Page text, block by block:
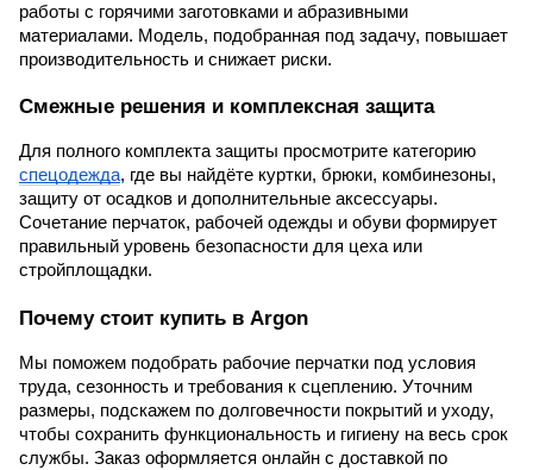
работы с горячими заготовками и абразивными
материалами. Модель, подобранная под задачу, повышает
производительность и снижает риски.
Смежные решения и комплексная защита
Для полного комплекта защиты просмотрите категорию
спецодежда, где вы найдёте куртки, брюки, комбинезоны,
защиту от осадков и дополнительные аксессуары.
Сочетание перчаток, рабочей одежды и обуви формирует
правильный уровень безопасности для цеха или
стройплощадки.
Почему стоит купить в Argon
Мы поможем подобрать рабочие перчатки под условия
труда, сезонность и требования к сцеплению. Уточним
размеры, подскажем по долговечности покрытий и уходу,
чтобы сохранить функциональность и гигиену на весь срок
службы. Заказ оформляется онлайн с доставкой по